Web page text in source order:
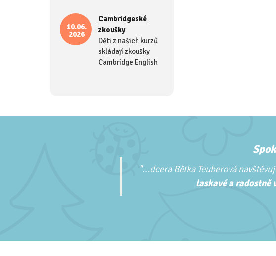
10.06.
2026
Cambridgeské
zkoušky
Děti z našich kurzů
skládají zkoušky
Cambridge English
"...dcera Bětka Teuberová
laskavé a radostně